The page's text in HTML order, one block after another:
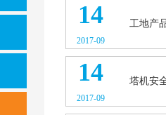
14
2017-09
工地产
14
2017-09
塔机安